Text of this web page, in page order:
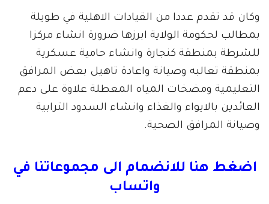
وكان قد تقدم عددا من القيادات الاهلية في طويلة
بمطالب لحكومة الولاية ابرزها ضرورة انشاء مركزا
للشرطة بمنطقة كنجارة وانشاء حامية عسكرية
بمنطقة تعالبه وصيانة واعادة تاهيل بعض المرافق
التعليمية ومضخات المياه المعطلة علاوة على دعم
العائدين بالايواء والغذاء وانشاء السدود الترابية
وصيانة المرافق الصحية.
اضغط هنا للانضمام الى مجموعاتنا في
واتساب